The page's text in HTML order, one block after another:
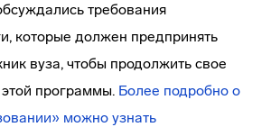
требования
которые должен предпринять
вуза, чтобы продолжить свое
программы. Более подробно о
можно узнать